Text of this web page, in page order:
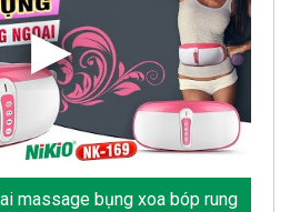
massage bụng xoa bóp rung